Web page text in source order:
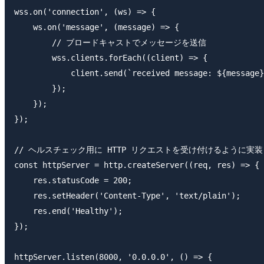
wss.on('connection', (ws) => {
    ws.on('message', (message) => {
        // ブロードキャストでメッセージを送信
        wss.clients.forEach((client) => {
client.send(`received message:
        });
    });
});
// ヘルスチェック用に HTTP リクエストを受け付けるように実装
const httpServer = http.createServer((req, res) => {
    res.statusCode = 200;
    res.setHeader('Content-Type', 'text/plain');
    res.end('Healthy');
});
httpServer.listen(8000, '0.0.0.0', () => {